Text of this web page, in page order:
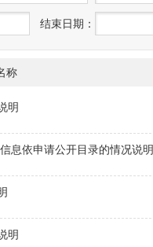
结束日期：
称
明
息依申请公开目录的情况说明
明